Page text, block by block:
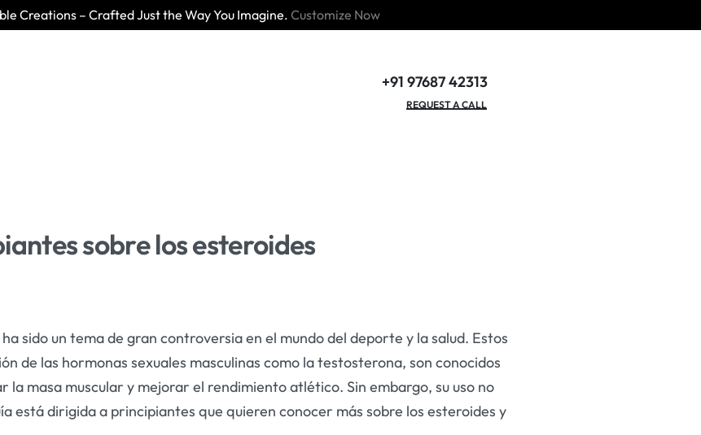
Creations – Crafted Just the Way You Imagine.Customize Now
+91 97687 42313
REQUEST A CALL
sobre los esteroides
sido un tema de gran controversia en el mundo del deporte y la salud. Estos
de las hormonas sexuales masculinas como la testosterona, son conocidos
la masa muscular y mejorar el rendimiento atlético. Sin embargo, su uso no
está dirigida a principiantes que quieren conocer más sobre los esteroides y